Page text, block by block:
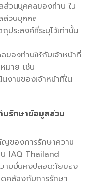
ส่วนบุคคลของท่าน ใน
ส่วนบุคคล
ระสงค์ที่ระบุไว้เท่านั้น
ของท่านให้กับเจ้าหน้าที่
มาย เช่น
งานของเจ้าหน้าที่ใน
ก็บรักษาข้อมูลส่วน
ของการรักษาความ
IAQ Thailand
วามมั่นคงปลอดภัยของ
คล้องกับการรักษา